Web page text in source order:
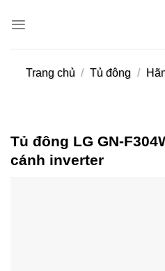
Trang chủ / Tủ đông /
Tủ đông LG GN-
cánh inverter